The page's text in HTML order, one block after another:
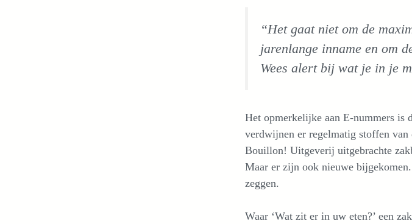
“Het gaat niet om de
jarenlange inname en om
Wees alert bij wat je in je
Het opmerkelijke aan E-nummers is
verdwijnen er regelmatig stoffen
Bouillon! Uitgeverij uitgebrachte
Maar er zijn ook nieuwe
zeggen.
Waar ‘Wat zit er in uw eten?’ een